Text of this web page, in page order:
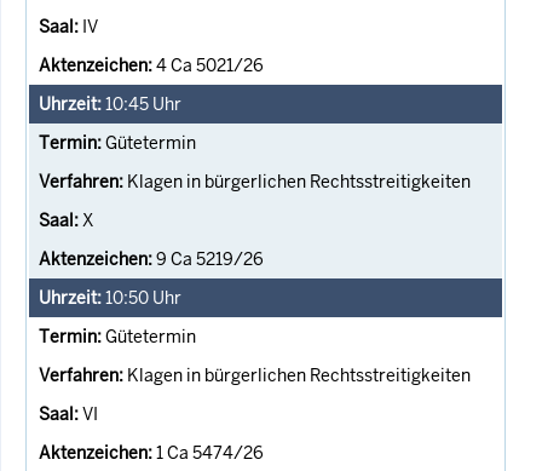
IV
4 Ca 5021/26
10:45 Uhr
Gütetermin
Klagen in bürgerlichen Rechtsstreitigkeiten
X
9 Ca 5219/26
10:50 Uhr
Gütetermin
Klagen in bürgerlichen Rechtsstreitigkeiten
VI
1 Ca 5474/26